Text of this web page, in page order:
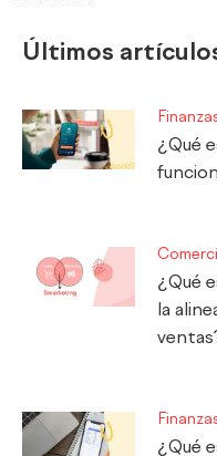
Últimos
¿Qué
¿Qué
la
¿Qué